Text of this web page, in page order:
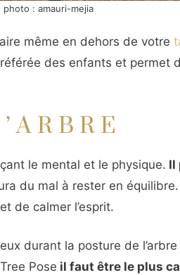
photo : amauri-mejia
même en dehors de votre
des enfants et permet
le mental et le physique. Il
du mal à rester en
de calmer l’esprit.
durant la posture de
Pose il faut être le plus